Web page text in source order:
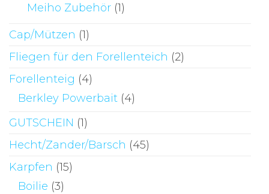
Meiho Zubehör (1)
Cap/Mützen (1)
Fliegen für den Forellenteich (2)
Forellenteig (4)
Berkley Powerbait (4)
GUTSCHEIN (1)
Hecht/Zander/Barsch (45)
Karpfen (15)
Boilie (3)